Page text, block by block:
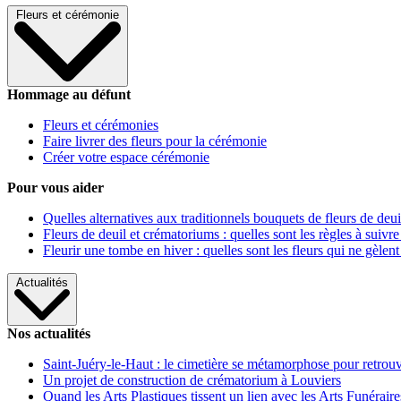
Fleurs et cérémonie
Hommage au défunt
Fleurs et cérémonies
Faire livrer des fleurs pour la cérémonie
Créer votre espace cérémonie
Pour vous aider
Quelles alternatives aux traditionnels bouquets de fleurs de
Fleurs de deuil et crématoriums : quelles sont les règles à
Fleurir une tombe en hiver : quelles sont les fleurs qui ne gèlent
Actualités
Nos actualités
Saint-Juéry-le-Haut : le cimetière se métamorphose pour
Un projet de construction de crématorium à Louviers
Quand les Arts Plastiques tissent un lien avec les Arts